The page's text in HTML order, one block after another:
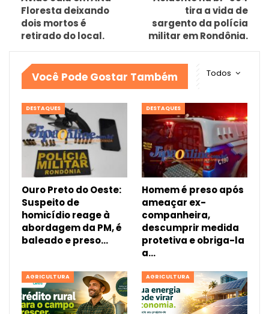
Floresta deixando
dois mortos é
retirado do local.
tira a vida de
sargento da polícia
militar em Rondônia.
Todos
Você Pode Gostar Também
DESTAQUES
Ouro Preto do Oeste:
Suspeito de
homicídio reage à
abordagem da PM, é
baleado e preso…
DESTAQUES
Homem é preso após
ameaçar ex-
companheira,
descumprir medida
protetiva e obriga-la
a…
AGRICULTURA AGRICULTURA